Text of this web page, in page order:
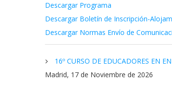
Descargar Programa
Descargar Boletín de Inscripción-
Descargar Normas Envío de
16º CURSO DE EDUCADORES EN
Madrid, 17 de Noviembre de 2026